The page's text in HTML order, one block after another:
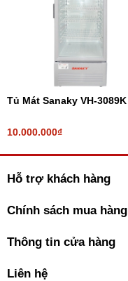
Tủ Mát Sanaky VH-3089K
10.000.000₫
Hỗ trợ khách hàng
Chính sách mua hàng
Thông tin cửa hàng
Liên hệ